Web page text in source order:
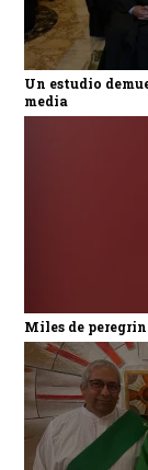
Un estudio
media
Miles de